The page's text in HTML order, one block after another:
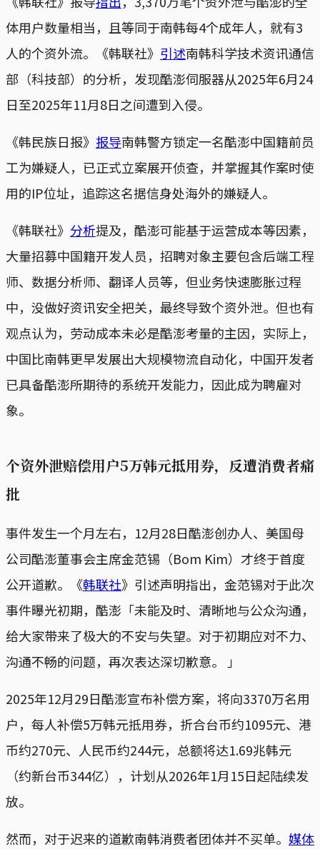
体用户数量相当，且等同于南韩每4个成年人，就有3
人的个资外流。《韩联社》 引述南韩科学技术资讯通信
部（科技部）的分析，发现酷澎伺服器从2025年6月24
日至2025年11月8日之间遭到入侵。
《韩民族日报》 报导南韩警方锁定一名酷澎中国籍前员
工为嫌疑人，已正式立案展开侦查，并掌握其作案时使
用的IP位址，追踪这名据信身处海外的嫌疑人。
《韩联社》 分析提及，酷澎可能基于运营成本等因素，
大量招募中国籍开发人员，招聘对象主要包含后端工程
师、数据分析师、翻译人员等，但业务快速膨胀过程
中，没做好资讯安全把关，最终导致个资外泄。但也有
观点认为，劳动成本未必是酷澎考量的主因，实际上，
中国比南韩更早发展出大规模物流自动化，中国开发者
已具备酷澎所期待的系统开发能力，因此成为聘雇对
象。
个资外泄赔偿用户5万韩元抵用券，反遭消费者痛
批
事件发生一个月左右，12月28日酷澎创办人、美国母
公司酷澎董事会主席金范锡（Bom Kim）才终于首度
公开道歉。《韩联社》引述声明指出，金范锡对于此次
事件曝光初期，酷澎「未能及时、清晰地与公众沟通，
给大家带来了极大的不安与失望。对于初期应对不力、
沟通不畅的问题，再次表达深切歉意。 」
2025年12月29日酷澎宣布补偿方案，将向3370万名用
户，每人补偿5万韩元抵用券，折合台币约1095元、港
币约270元、人民币约244元，总额将达1.69兆韩元
（约新台币344亿），计划从2026年1月15日起陆续发
放。
然而，对于迟来的道歉南韩消费者团体并不买单。 媒体